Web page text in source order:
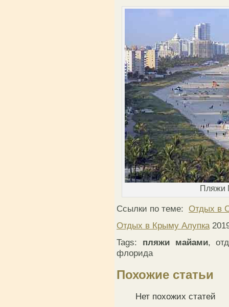
Пляжи
Ссылки по теме: Отдых в
Отдых в Крыму Алупка
Tags: пляжи майами,
флорида
Похожие статьи
Нет похожих статей